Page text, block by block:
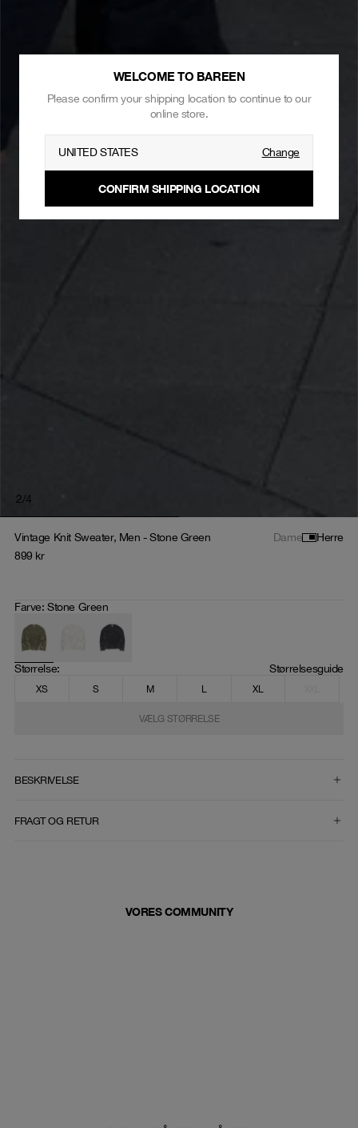
2/4
Vintage Knit Sweater, Men - Stone Green Dame
Herre
899 kr
Farve:Stone Green
Størrelse: Størrelsesguide
XS S M L XL
VÆLG STØRRELSE
BESKRIVELSE
FRAGT OG RETUR
VORES COMMUNITY
WELCOME TO BAREEN
Please confirm your shipping location to continue to our
online store.
UNITED STATES Change
CONFIRM SHIPPING LOCATION